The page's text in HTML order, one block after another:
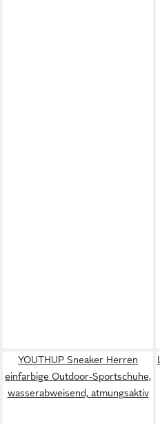
YOUTHUP Sneaker Herren
einfarbige Outdoor-Sportschuhe,
wasserabweisend, atmungsaktiv